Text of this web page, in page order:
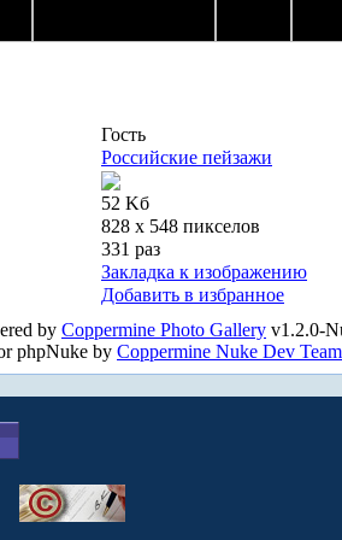
Гость
Российские пейзажи
52 Kб
828 x 548 пикселов
331 раз
Закладка к изображению
Добавить в избранное
by Coppermine Photo Gallery v1.2.0-
phpNuke by Coppermine Nuke Dev Team